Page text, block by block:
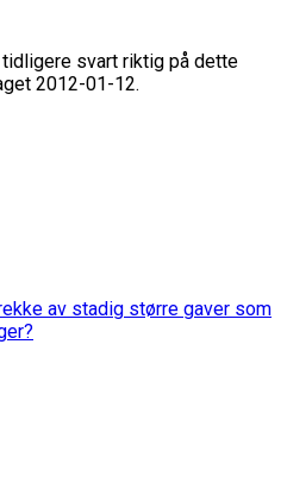
svart riktig på dette
2012-01-12.
av stadig større gaver som